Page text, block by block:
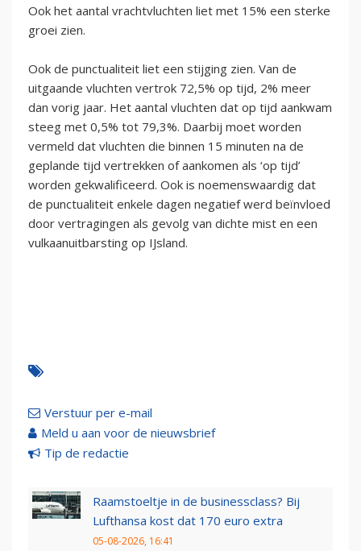
Ook het aantal vrachtvluchten liet met 15% een sterke
groei zien.
Ook de punctualiteit liet een stijging zien. Van de
uitgaande vluchten vertrok 72,5% op tijd, 2% meer
dan vorig jaar. Het aantal vluchten dat op tijd aankwam
steeg met 0,5% tot 79,3%. Daarbij moet worden
vermeld dat vluchten die binnen 15 minuten na de
geplande tijd vertrekken of aankomen als ‘op tijd’
worden gekwalificeerd. Ook is noemenswaardig dat
de punctualiteit enkele dagen negatief werd beïnvloed
door vertragingen als gevolg van dichte mist en een
vulkaanuitbarsting op IJsland.
Verstuur per e-mail
Meld u aan voor de nieuwsbrief
Tip de redactie
Raamstoeltje in de businessclass? Bij
Lufthansa kost dat 170 euro extra
05-08-2026, 16:41